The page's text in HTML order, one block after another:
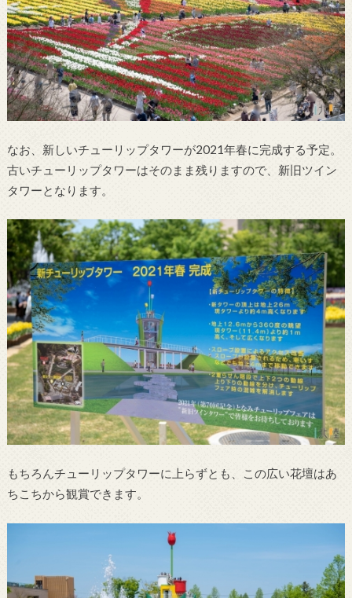
なお、新しいチューリップタワーが2021年春に完成する予定。
古いチューリップタワーはそのまま残りますので、新旧ツイン
タワーとなります。
もちろんチューリップタワーに上らずとも、この広い花壇はあ
ちこちから観賞できます。